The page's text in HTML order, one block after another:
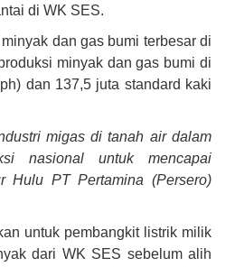
di WK SES.
dan gas bumi terbesar di
minyak dan gas bumi di
dan 137,5 juta standard kaki
migas di tanah air dalam
nasional untuk mencapai
Hulu PT Pertamina (Persero)
untuk pembangkit listrik milik
dari WK SES sebelum alih